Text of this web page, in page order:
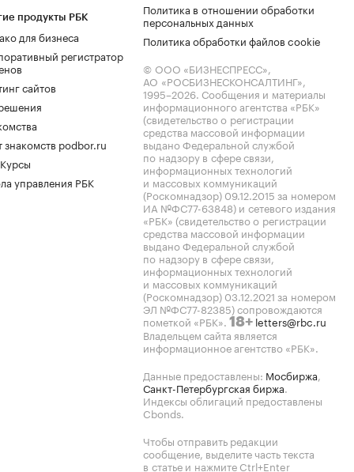
продукты РБК
для бизнеса
регистратор
сайтов
знакомств podbor.ru
управления РБК
Политика в отношении обработки
персональных данных
Политика обработки файлов cookie
© ООО «БИЗНЕСПРЕСС»,
АО «РОСБИЗНЕСКОНСАЛТИНГ»,
1995–2026. Сообщения и материалы
информационного агентства «РБК»
(свидетельство о регистрации
средства массовой информации
выдано Федеральной службой
по надзору в сфере связи,
информационных технологий
и массовых коммуникаций
(Роскомнадзор) 09.12.2015 за номером
ИА №ФС77-63848) и сетевого издания
«РБК» (свидетельство о регистрации
средства массовой информации
выдано Федеральной службой
по надзору в сфере связи,
информационных технологий
и массовых коммуникаций
(Роскомнадзор) 03.12.2021 за номером
ЭЛ №ФС77-82385) сопровождаются
пометкой «РБК». 18+ letters@rbc.ru
Владельцем сайта является
информационное агентство «РБК».
Данные предоставлены: Мосбиржа,
Санкт-Петербургская биржа.
Индексы облигаций предоставлены
Cbonds.
Чтобы отправить редакции
сообщение, выделите часть текста
в статье и нажмите Ctrl+Enter